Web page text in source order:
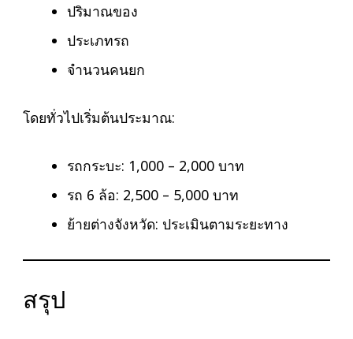
ปริมาณของ
ประเภทรถ
จำนวนคนยก
โดยทั่วไปเริ่มต้นประมาณ:
รถกระบะ: 1,000 – 2,000 บาท
รถ 6 ล้อ: 2,500 – 5,000 บาท
ย้ายต่างจังหวัด: ประเมินตามระยะทาง
สรุป